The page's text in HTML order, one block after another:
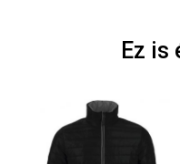
Ez is